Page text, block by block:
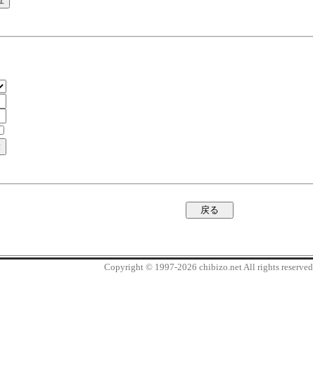
Copyright © 1997-2026 chibizo.net All rights reserved.